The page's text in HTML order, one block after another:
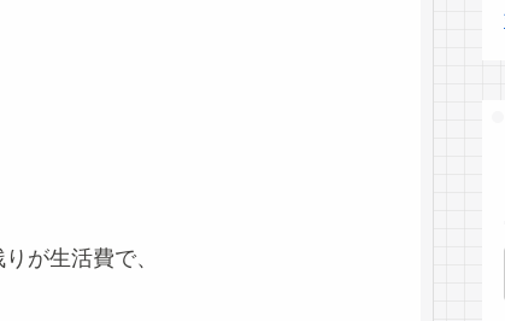
が生活費で、